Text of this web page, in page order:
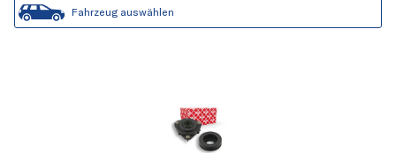
Fahrzeug auswählen